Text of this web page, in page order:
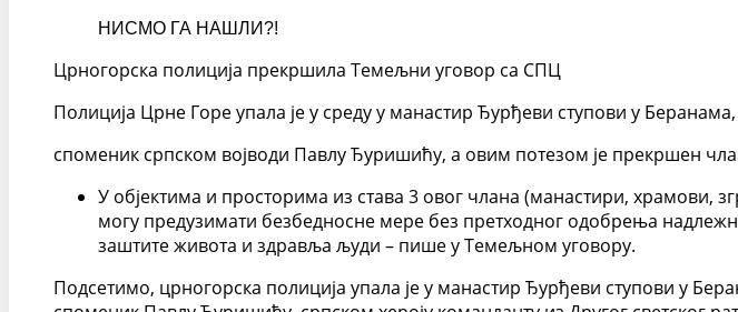
НИСМО ГА НАШЛИ?!
Црногорска полиција прекршила Темељни уговор са СПЦ
Полиција Црне Горе упала је у среду у манастир Ђурђеви ступови у
споменик српском војводи Павлу Ђуришићу, а овим потезом је прекршен
У објектима и просторима из става 3 овог члана (манастири, храмови,
могу предузимати безбедносне мере без претходног одобрења
заштите живота и здравља људи – пише у Темељном уговору.
Подсетимо, црногорска полиција упала је у манастир Ђурђеви ступови у